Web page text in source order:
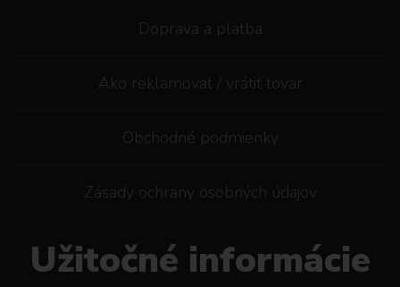
Doprava a platba
Ako reklamovat / vrátiť tovar
Obchodné podmienky
Zásady ochrany osobných údajov
Užitočné informácie